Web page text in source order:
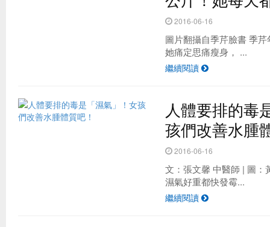
2016-06-16
圖片翻攝自季芹臉書 季
她痛定思痛瘦身， ...
繼續閱讀
人體要排的毒
孩們改善水腫
2016-06-16
文：張文馨 中醫師 | 圖：
濕氣好重都快發霉...
繼續閱讀